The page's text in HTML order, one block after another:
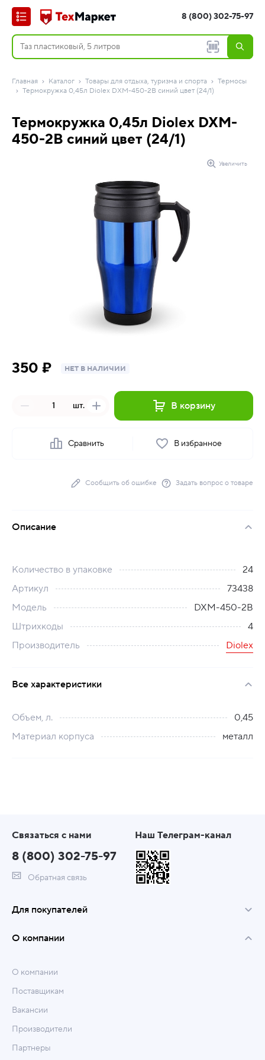
8 (800) 302-75-97
Главная Каталог Товары для отдыха, туризма и спорта
Термосы
Термокружка 0,45л Diolex DXM-450-2B синий цвет (24/1)
Термокружка 0,45л Diolex DXM-
450-2B синий цвет (24/1)
Увеличить
350 ₽ НЕТ В НАЛИЧИИ
шт. В корзину
Сравнить В избранное
Сообщить об ошибке Задать вопрос о товаре
Описание
Количество в упаковке
24
Артикул
73438
Модель
DXM-450-2B
Штрихкоды
4
Производитель
Diolex
Все характеристики
Объем, л.
0,45
Материал корпуса
металл
Связаться с нами
8 (800) 302-75-97
Обратная связь
Наш Телеграм-канал
Для покупателей
О компании
О компании
Поставщикам
Вакансии
Производители
Партнеры